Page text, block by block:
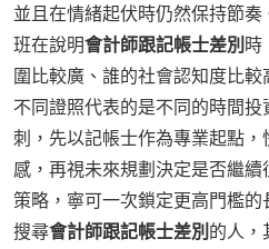
並且在情緒起伏時仍然保持節
班在說明會計師跟記帳士差別 時
圍比較廣、誰的社會認知度比較
不同證照代表的是不同的時間
刺，先以記帳士作為專業起點
感，再視未來規劃決定是否繼
策略，寧可一次鎖定更高門檻
搜尋會計師跟記帳士差別 的人，